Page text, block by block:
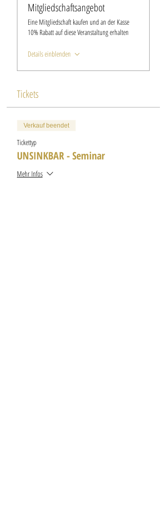
Mitgliedschaftsangebot
Eine Mitgliedschaft kaufen und an der Kasse
10% Rabatt auf diese Veranstaltung erhalten
Details einblenden
Tickets
Verkauf beendet
Tickettyp
UNSINKBAR - Seminar
Mehr Infos